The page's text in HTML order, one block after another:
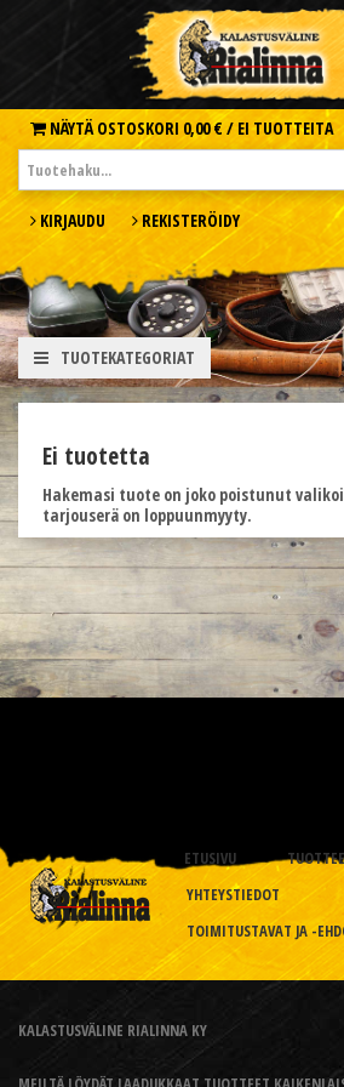
NÄYTÄ OSTOSKORI 0,00 € / EI TUOTTEITA
KIRJAUDU REKISTERÖIDY
TUOTEKATEGORIAT
Ei tuotetta
Hakemasi tuote on joko poistunut
tarjouserä on loppuunmyyty.
ETUSIVU
YHTEYSTIEDOT
TOIMITUSTAVAT JA -
KALASTUSVÄLINE RIALINNA KY